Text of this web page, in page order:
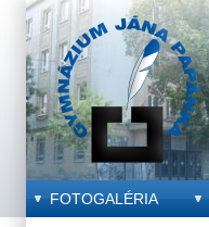
FOTOGALÉRIA